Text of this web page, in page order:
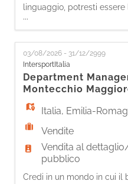
linguaggio, potresti
per entrare nella nostra
Come Visual
nel dare forma all'identità
creando esperienze visive
orientate al cliente, in linea
strategie commerciali.
...
03/08/2026 - 31/12/2999
IntersportItalia
Department
Montecchio
Italia, Emilia-
Vendite
Vendita al
pubblico
Credi in un mondo in cui il